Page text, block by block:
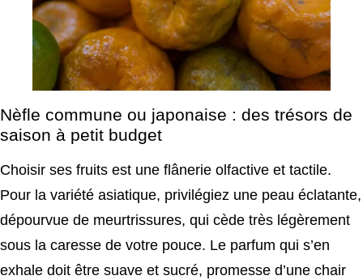
Nèfle commune ou japonaise : des trésors de
saison à petit budget
Choisir ses fruits est une flânerie olfactive et tactile.
Pour la variété asiatique, privilégiez une peau éclatante,
dépourvue de meurtrissures, qui cède très légèrement
sous la caresse de votre pouce. Le parfum qui s’en
exhale doit être suave et sucré, promesse d’une chair